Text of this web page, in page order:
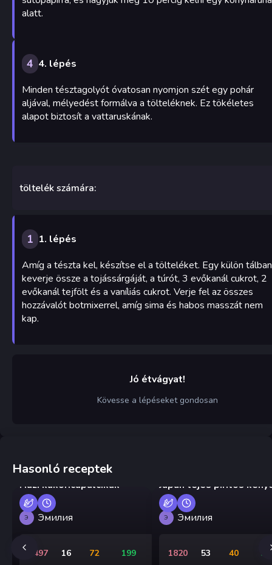
alatt.
4 4. lépés
Minden tésztagolyót óvatosan nyomjon szét egy pohár
aljával, mélyedést formálva a tölteléknek. Ez tökéletes
alapot biztosít a vattaruskának.
töltelék számára:
1 1. lépés
Amíg a tészta kel, készítse el a tölteléket. Egy külön tálban
keverje össze a tojássárgáját, a túrót, 3 evőkanál cukrot, 2
evőkanál tejfölt és a vaníliás cukrot. Verje fel az összes
hozzávalót botmixerrel, amíg sima és habos masszát nem
kap.
Jó étvágyat!
Kövesse a lépéseket gondosan
Hasonló receptek
Házi kukoricapálcikák
Э Эмилия
1497 16 72 199
Japán tejes pirítós
Э Эмилия
1820 53 40